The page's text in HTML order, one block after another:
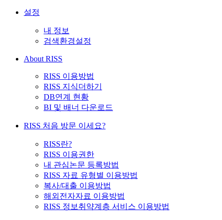
설정
내 정보
검색환경설정
About RISS
RISS 이용방법
RISS 지식더하기
DB연계 현황
BI 및 배너 다운로드
RISS 처음 방문 이세요?
RISS란?
RISS 이용권한
내 관심논문 등록방법
RISS 자료 유형별 이용방법
복사/대출 이용방법
해외전자자료 이용방법
RISS 정보취약계층 서비스 이용방법